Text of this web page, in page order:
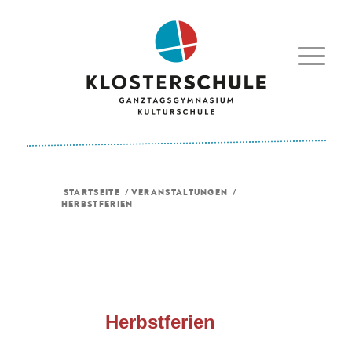
STARTSEITE / VERANSTALTUNGEN /
HERBSTFERIEN
Herbstferien